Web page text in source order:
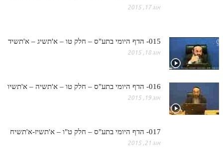
אודות האתר
בעל הסולם
לאתר ספר הרב
דף היומי בזוהר הקדוש
אוג 17, 2015
015- הדף היומי בתע"ס – חלק טו – א'תשיג – א'תשיד
אוג 18, 2015
016- הדף היומי בתע"ס – חלק טו – א'תשיה – א'תשיו
אוג 19, 2015
017- הדף היומי בתע"ס – חלק ט"ו – א'תשיז-א'תשיח
אוג 21, 2015